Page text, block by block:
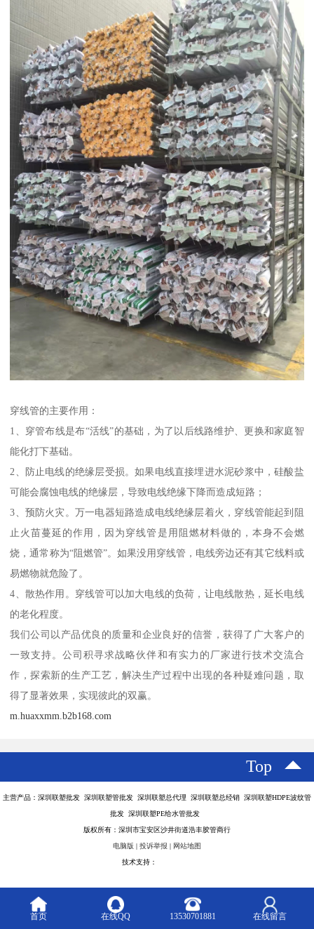
穿线管的主要作用：
1、穿管布线是布“活线”的基础，为了以后线路维护、更换和家庭智
能化打下基础。
2、防止电线的绝缘层受损。如果电线直接埋进水泥砂浆中，硅酸盐
可能会腐蚀电线的绝缘层，导致电线绝缘下降而造成短路；
3、预防火灾。万一电器短路造成电线绝缘层着火，穿线管能起到阻
止火苗蔓延的作用，因为穿线管是用阻燃材料做的，本身不会燃
烧，通常称为“阻燃管”。如果没用穿线管，电线旁边还有其它线料或
易燃物就危险了。
4、散热作用。穿线管可以加大电线的负荷，让电线散热，延长电线
的老化程度。
我们公司以产品优良的质量和企业良好的信誉，获得了广大客户的
一致支持。公司积寻求战略伙伴和有实力的厂家进行技术交流合
作，探索新的生产工艺，解决生产过程中出现的各种疑难问题，取
得了显著效果，实现彼此的双赢。
m.huaxxmm.b2b168.com
Top
主营产品：深圳联塑批发 深圳联塑管批发 深圳联塑总代理 深圳联塑总经销 深圳联塑HDPE波纹管
批发 深圳联塑PE给水管批发
版权所有：深圳市宝安区沙井街道浩丰胶管商行
电脑版 | 投诉举报 | 网站地图
技术支持：
首页 在线QQ 13530701881 在线留言